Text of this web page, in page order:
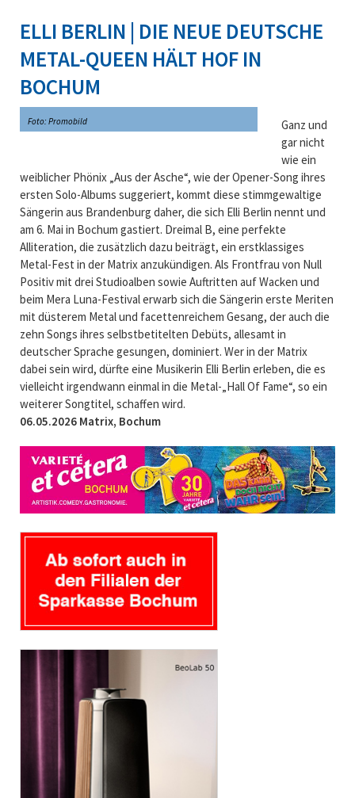
ELLI BERLIN | DIE NEUE DEUTSCHE
METAL-QUEEN HÄLT HOF IN
BOCHUM
Foto: Promobild
Ganz und
gar nicht
wie ein
weiblicher Phönix „Aus der Asche“, wie der Opener-Song ihres
ersten Solo-Albums suggeriert, kommt diese stimmgewaltige
Sängerin aus Brandenburg daher, die sich Elli Berlin nennt und
am 6. Mai in Bochum gastiert. Dreimal B, eine perfekte
Alliteration, die zusätzlich dazu beiträgt, ein erstklassiges
Metal-Fest in der Matrix anzukündigen. Als Frontfrau von Null
Positiv mit drei Studioalben sowie Auftritten auf Wacken und
beim Mera Luna-Festival erwarb sich die Sängerin erste Meriten
mit düsterem Metal und facettenreichem Gesang, der auch die
zehn Songs ihres selbstbetitelten Debüts, allesamt in
deutscher Sprache gesungen, dominiert. Wer in der Matrix
dabei sein wird, dürfte eine Musikerin Elli Berlin erleben, die es
vielleicht irgendwann einmal in die Metal-„Hall Of Fame“, so ein
weiterer Songtitel, schaffen wird.
06.05.2026 Matrix, Bochum